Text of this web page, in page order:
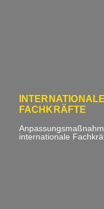
INTERNATIONALE
FACHKRÄFTE
internationale